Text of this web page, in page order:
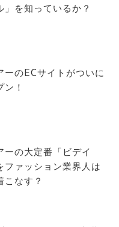
」を知っているか？
ーのECサイトがついに
ン！
ーの大定番「ビデイ
ファッション業界人は
こなす？